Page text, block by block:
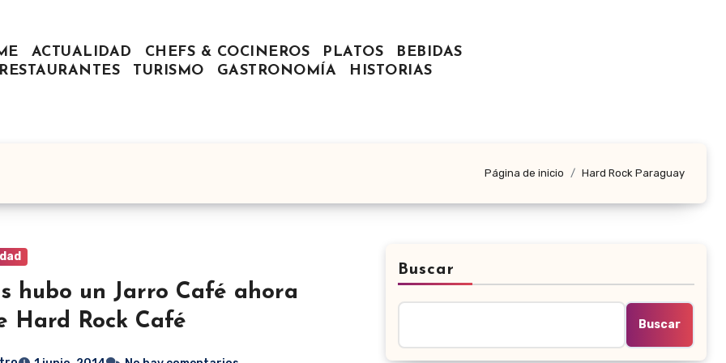
ACTUALIDAD CHEFS & COCINEROS PLATOS
BEBIDAS
RESTAURANTES
TURISMO GASTRONOMÍA HISTORIAS
Página de inicio Hard Rock Paraguay
hubo un Jarro Café ahora
Hard Rock Café
Buscar
Buscar